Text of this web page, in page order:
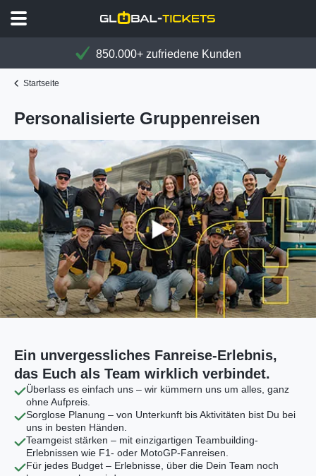
850.000+ zufriedene Kunden
Startseite
Personalisierte Gruppenreisen
Ein unvergessliches Fanreise-Erlebnis,
das Euch als Team wirklich verbindet.
Überlass es einfach uns – wir kümmern uns um alles, ganz
ohne Aufpreis.
Sorglose Planung – von Unterkunft bis Aktivitäten bist Du bei
uns in besten Händen.
Teamgeist stärken – mit einzigartigen Teambuilding-
Erlebnissen wie F1- oder MotoGP-Fanreisen.
Für jedes Budget – Erlebnisse, über die Dein Team noch